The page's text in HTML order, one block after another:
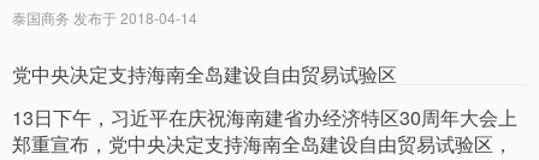
泰国商务 发布于 2018-04-14
党中央决定支持海南全岛建设自由贸易试验区
13日下午，习近平在庆祝海南建省办经济特区30周年大会上
郑重宣布，党中央决定支持海南全岛建设自由贸易试验区，